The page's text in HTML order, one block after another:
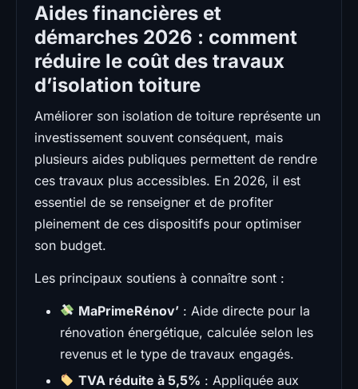
Aides financières et
démarches 2026 : comment
réduire le coût des travaux
d’isolation toiture
Améliorer son isolation de toiture représente un
investissement souvent conséquent, mais
plusieurs aides publiques permettent de rendre
ces travaux plus accessibles. En 2026, il est
essentiel de se renseigner et de profiter
pleinement de ces dispositifs pour optimiser
son budget.
Les principaux soutiens à connaître sont :
MaPrimeRénov’ : Aide directe pour la
rénovation énergétique, calculée selon les
revenus et le type de travaux engagés.
TVA réduite à 5,5% : Appliquée aux